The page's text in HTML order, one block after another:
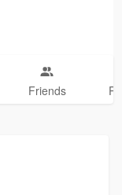
Friends